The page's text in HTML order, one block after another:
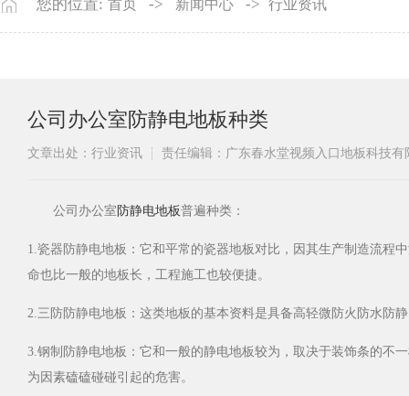
您的位置: 首页 -> 新闻中心 -> 行业资讯
​公司办公室防静电地板种类
文章出处：行业资讯 责任编辑：广东春水堂视频入口地板科技
​公司办公室 防静电地板普遍种类：
1.瓷器防静电地板：它和平常的瓷器地板对比，因其生产制造
命也比一般的地板长，工程施工也较便捷。
2.三防防静电地板：这类地板的基本资料是具备高轻微防火防水防静电
3.钢制防静电地板：它和一般的静电地板较为，取决于装饰条的
为因素磕磕碰碰引起的危害。